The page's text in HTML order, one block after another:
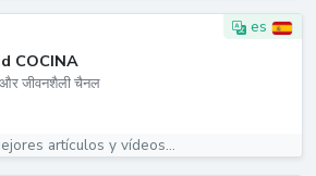
es
COCINA
और जीवनशैली चैनल
artículos y vídeos...